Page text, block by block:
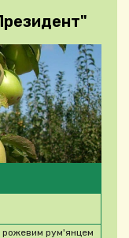
рожевим рум'янцем